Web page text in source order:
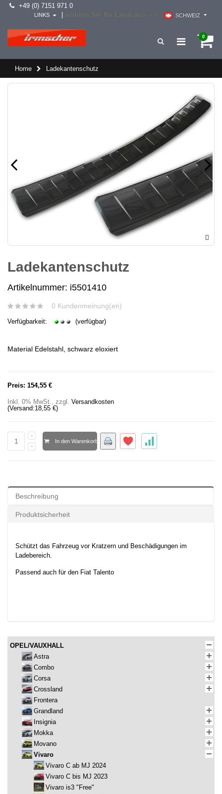
+49 (0) 7151 971 0
wählen Sie Ihr Land aus --> SCHWEIZ
LINKS
0
Home Ladekantenschutz
Ladekantenschutz
Artikelnummer: i5501410
0 Kundenmeinung(en)
Verfügbarkeit: (verfügbar)
Material Edelstahl, schwarz eloxiert
Preis: 154,55 €
Inkl. 0% MwSt., zzgl. Versandkosten
(Versand:18,55 €)
In den Warenkorb
Beschreibung
Produktsicherheit
Schützt das Fahrzeug vor Kratzern und Beschädigungen im
Ladebereich.
Passend auch für den Fiat Talento
OPEL/VAUXHALL
Astra
Combo
Corsa
Crossland
Frontera
Grandland
Insignia
Mokka
Movano
Vivaro
Vivaro C ab MJ 2024
Vivaro C bis MJ 2023
Vivaro is3 "Free"